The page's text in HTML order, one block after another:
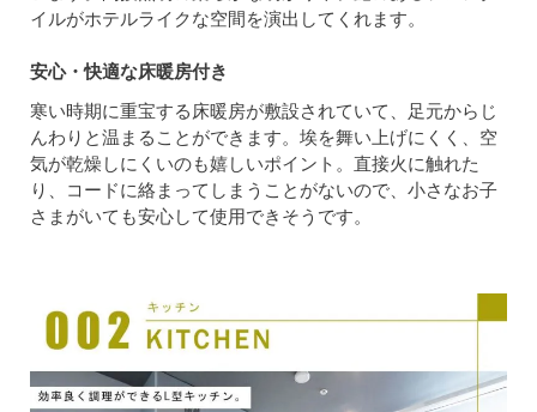
イルがホテルライクな空間を演出してくれます。
安心・快適な床暖房付き
寒い時期に重宝する床暖房が敷設されていて、足元からじ
んわりと温まることができます。埃を舞い上げにくく、空
気が乾燥しにくいのも嬉しいポイント。直接火に触れた
り、コードに絡まってしまうことがないので、小さなお子
さまがいても安心して使用できそうです。